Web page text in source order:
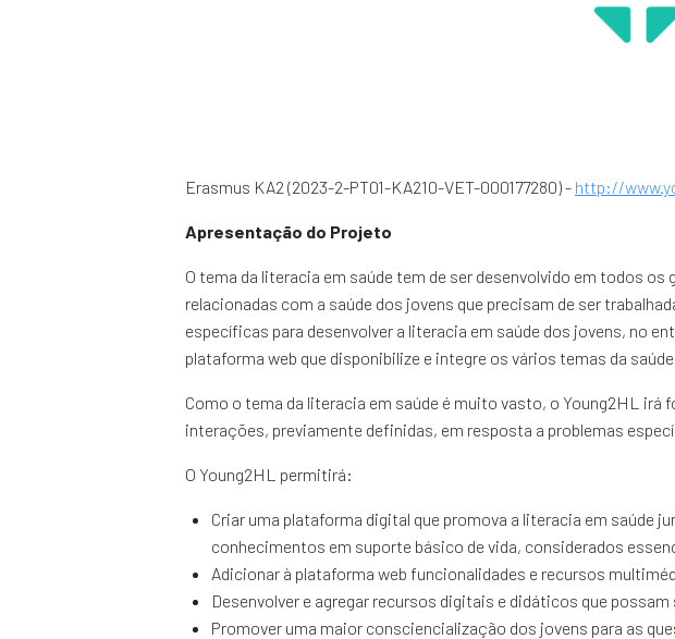
Erasmus KA2 (2023-2-PT01-KA210-VET-000177280) - http://
Apresentação do Projeto
O tema da literacia em saúde tem de ser desenvolvido em todos
relacionadas com a saúde dos jovens que precisam de ser
específicas para desenvolver a literacia em saúde dos jovens, no
plataforma web que disponibilize e integre os vários temas da saúde
Como o tema da literacia em saúde é muito vasto, o Young2HL
interações, previamente definidas, em resposta a problemas
O Young2HL permitirá:
Criar uma plataforma digital que promova a literacia em saúde
conhecimentos em suporte básico de vida, considerados
Adicionar à plataforma web funcionalidades e recursos
Desenvolver e agregar recursos digitais e didáticos que possam
Promover uma maior consciencialização dos jovens para as